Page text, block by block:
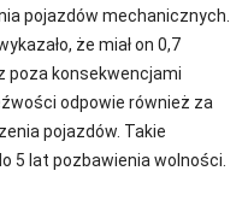
pojazdów mechanicznych.
że miał on 0,7
poza konsekwencjami
odpowie również za
pojazdów. Takie
5 lat pozbawienia wolności.